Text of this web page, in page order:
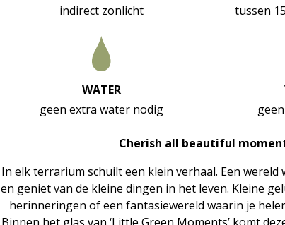
indirect zonlicht
tussen
WATER
geen extra water nodig
Cherish all beautiful
In elk terrarium schuilt een klein verhaal. Een
en geniet van de kleine dingen in het leven. Kleine
herinneringen of een fantasiewereld waarin je